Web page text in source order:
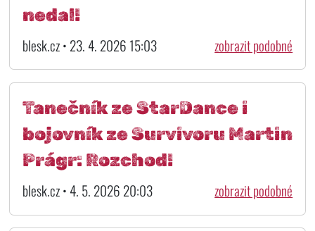
nedal!
blesk.cz • 23. 4. 2026 15:03 zobrazit podobné
Tanečník ze StarDance i
bojovník ze Survivoru Martin
Prágr: Rozchod!
blesk.cz • 4. 5. 2026 20:03 zobrazit podobné